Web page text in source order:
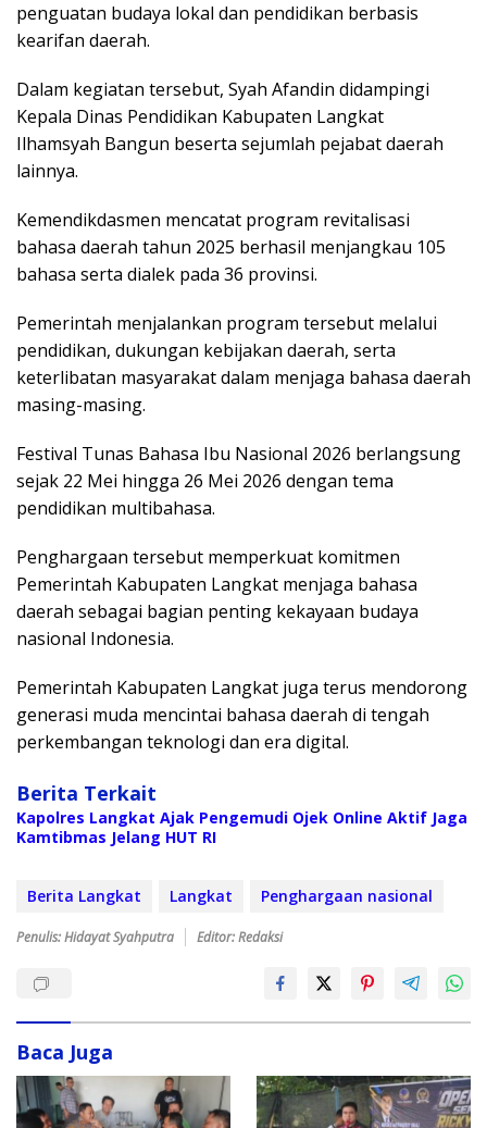
penguatan budaya lokal dan pendidikan berbasis
kearifan daerah.
Dalam kegiatan tersebut, Syah Afandin didampingi
Kepala Dinas Pendidikan Kabupaten Langkat
Ilhamsyah Bangun beserta sejumlah pejabat daerah
lainnya.
Kemendikdasmen mencatat program revitalisasi
bahasa daerah tahun 2025 berhasil menjangkau 105
bahasa serta dialek pada 36 provinsi.
Pemerintah menjalankan program tersebut melalui
pendidikan, dukungan kebijakan daerah, serta
keterlibatan masyarakat dalam menjaga bahasa daerah
masing-masing.
Festival Tunas Bahasa Ibu Nasional 2026 berlangsung
sejak 22 Mei hingga 26 Mei 2026 dengan tema
pendidikan multibahasa.
Penghargaan tersebut memperkuat komitmen
Pemerintah Kabupaten Langkat menjaga bahasa
daerah sebagai bagian penting kekayaan budaya
nasional Indonesia.
Pemerintah Kabupaten Langkat juga terus mendorong
generasi muda mencintai bahasa daerah di tengah
perkembangan teknologi dan era digital.
Berita Terkait
Kapolres Langkat Ajak Pengemudi Ojek Online Aktif Jaga
Kamtibmas Jelang HUT RI
Berita Langkat Langkat Penghargaan nasional
Penulis: Hidayat Syahputra Editor: Redaksi
Baca Juga